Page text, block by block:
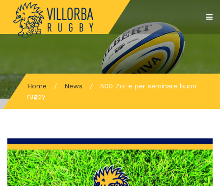
Home / News /
500 Zolle per seminare buon
rugby